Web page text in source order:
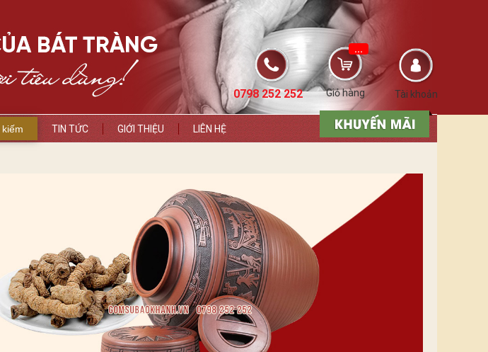
Tài khoản
Giỏ hàng
...
0798 252 252
TIN TỨC GIỚI THIỆU LIÊN HỆ